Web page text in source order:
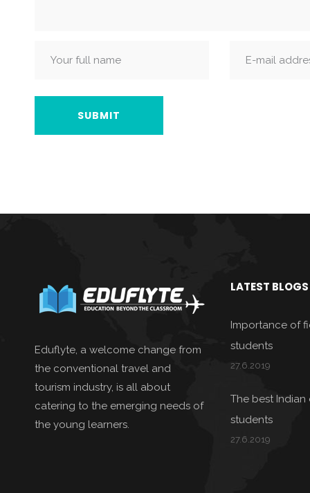
Eduflyte, a welcome change from
the conventional travel and
tourism industry, is all about
catering to the emerging needs of
the young learners.
LATEST BLOGS
Importance of
students
27.6.2019
The best
students
27.6.2019